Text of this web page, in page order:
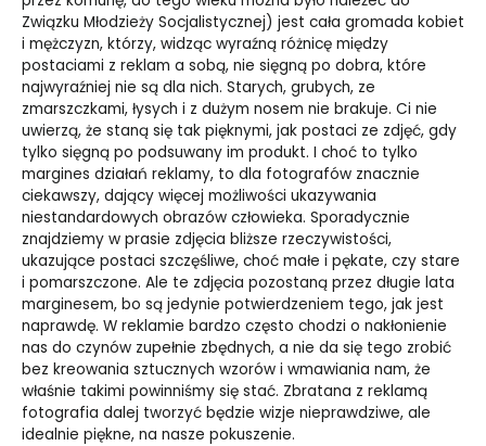
Związku Młodzieży Socjalistycznej) jest cała gromada kobiet
i mężczyzn, którzy, widząc wyraźną różnicę między
postaciami z reklam a sobą, nie sięgną po dobra, które
najwyraźniej nie są dla nich. Starych, grubych, ze
zmarszczkami, łysych i z dużym nosem nie brakuje. Ci nie
uwierzą, że staną się tak pięknymi, jak postaci ze zdjęć, gdy
tylko sięgną po podsuwany im produkt. I choć to tylko
margines działań reklamy, to dla fotografów znacznie
ciekawszy, dający więcej możliwości ukazywania
niestandardowych obrazów człowieka. Sporadycznie
znajdziemy w prasie zdjęcia bliższe rzeczywistości,
ukazujące postaci szczęśliwe, choć małe i pękate, czy stare
i pomarszczone. Ale te zdjęcia pozostaną przez długie lata
marginesem, bo są jedynie potwierdzeniem tego, jak jest
naprawdę. W reklamie bardzo często chodzi o nakłonienie
nas do czynów zupełnie zbędnych, a nie da się tego zrobić
bez kreowania sztucznych wzorów i wmawiania nam, że
właśnie takimi powinniśmy się stać. Zbratana z reklamą
fotografia dalej tworzyć będzie wizje nieprawdziwe, ale
idealnie piękne, na nasze pokuszenie.